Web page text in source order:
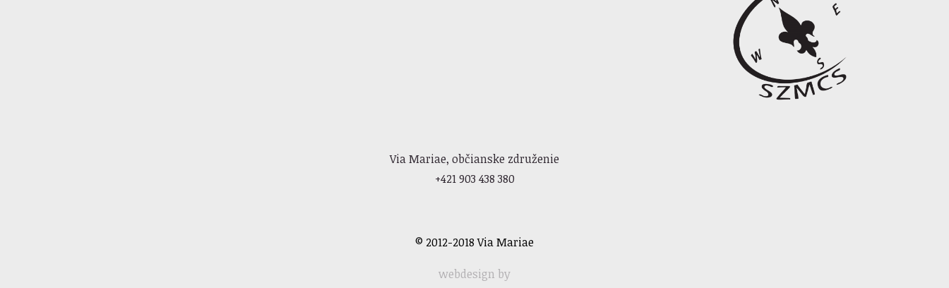
Via Mariae, občianske združenie
+421 903 438 380
© 2012-2018 Via Mariae
webdesign by